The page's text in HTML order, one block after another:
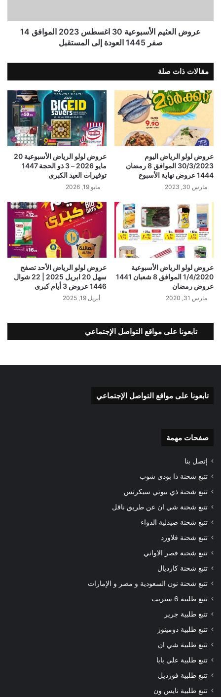
عروض العثيم الأسبوعية 30 اغسطس 2023 الموافق 14
صفر 1445 العودة إلى المستقبل
مقالات ذات صلة
عروض لولو الرياض اليوم
30/3/2023 الموافق 8 رمضان
1444 عروض نهاية الأسبوع
مارس 30, 2023
عروض لولو الرياض الأسبوعية 20
مايو 2026 – 3 ذو الحجة 1447
توفيرات العيد الكبرى
مايو 19, 2026
عروض لولو الرياض الأسبوعية
1/4/2020 الموافق 8 شعبان 1441
عروض رمضان
مارس 31, 2020
عروض لولو الرياض الأحد تصفح
سهل 20 ابريل 2025 | 22 شوال
1446 عروض 3 أيام كبرى
أبريل 19, 2025
تابعونا على مواقع التواصل الإجتماعي
تابعونا على مواقع التواصل الإجتماعي
صفحات مهمة
إتصل بنا
تتبع شحنة ذا بودي شوب
تتبع شحنة ذي بيوتي سيكرتس
تتبع شحنة شي ان عن طريق ناقل
تتبع شحنة صيدلية الدواء
تتبع شحنة فلاورد
تتبع شحنة قصر الاواني
تتبع شحنة كارديال
تتبع شحنة نون السعودية و مصر و الإمارات
تتبع طلبية 6 ستريت
تتبع طلبية جرير
تتبع طلبية دومينوز
تتبع طلبية شي ان
تتبع طلبية علي بابا
تتبع طلبية فورديل
تتبع طلبية نايس ون